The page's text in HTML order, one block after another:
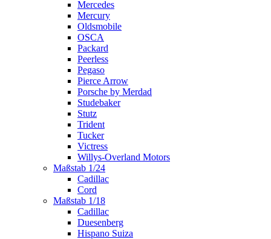
Mercedes
Mercury
Oldsmobile
OSCA
Packard
Peerless
Pegaso
Pierce Arrow
Porsche by Merdad
Studebaker
Stutz
Trident
Tucker
Victress
Willys-Overland Motors
Maßstab 1/24
Cadillac
Cord
Maßstab 1/18
Cadillac
Duesenberg
Hispano Suiza